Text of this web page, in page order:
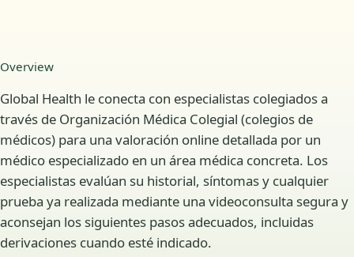
Overview
Global Health le conecta con especialistas colegiados a
través de Organización Médica Colegial (colegios de
médicos) para una valoración online detallada por un
médico especializado en un área médica concreta. Los
especialistas evalúan su historial, síntomas y cualquier
prueba ya realizada mediante una videoconsulta segura y
aconsejan los siguientes pasos adecuados, incluidas
derivaciones cuando esté indicado.